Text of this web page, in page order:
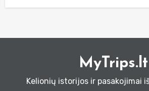
MyTrips.lt
Kelionių istorijos ir pasakojimai